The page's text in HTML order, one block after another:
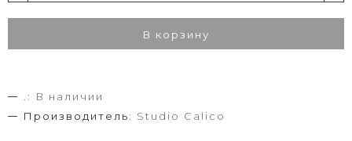
В корзину
.:
В наличии
Производитель: Studio Calico